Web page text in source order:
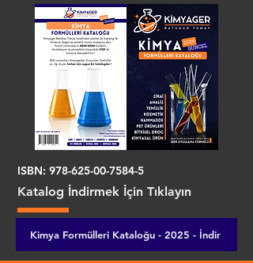
ISBN: 978-625-00-7584-5
Katalog İndirmek İçin Tıklayın
Kimya Formülleri Kataloğu - 2025 - İndir